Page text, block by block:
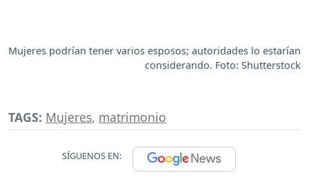
Mujeres podrían tener varios esposos; autoridades lo estarían
considerando. Foto: Shutterstock
TAGS: Mujeres, matrimonio
SÍGUENOS EN: